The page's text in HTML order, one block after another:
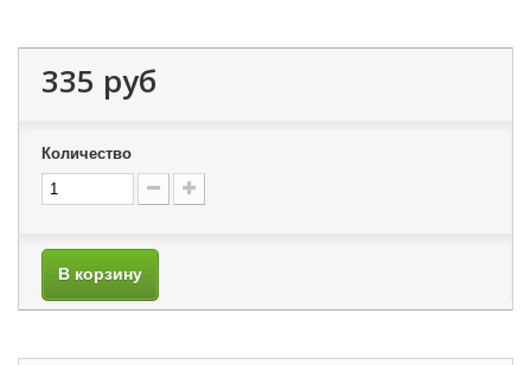
335 руб
Количество
В корзину